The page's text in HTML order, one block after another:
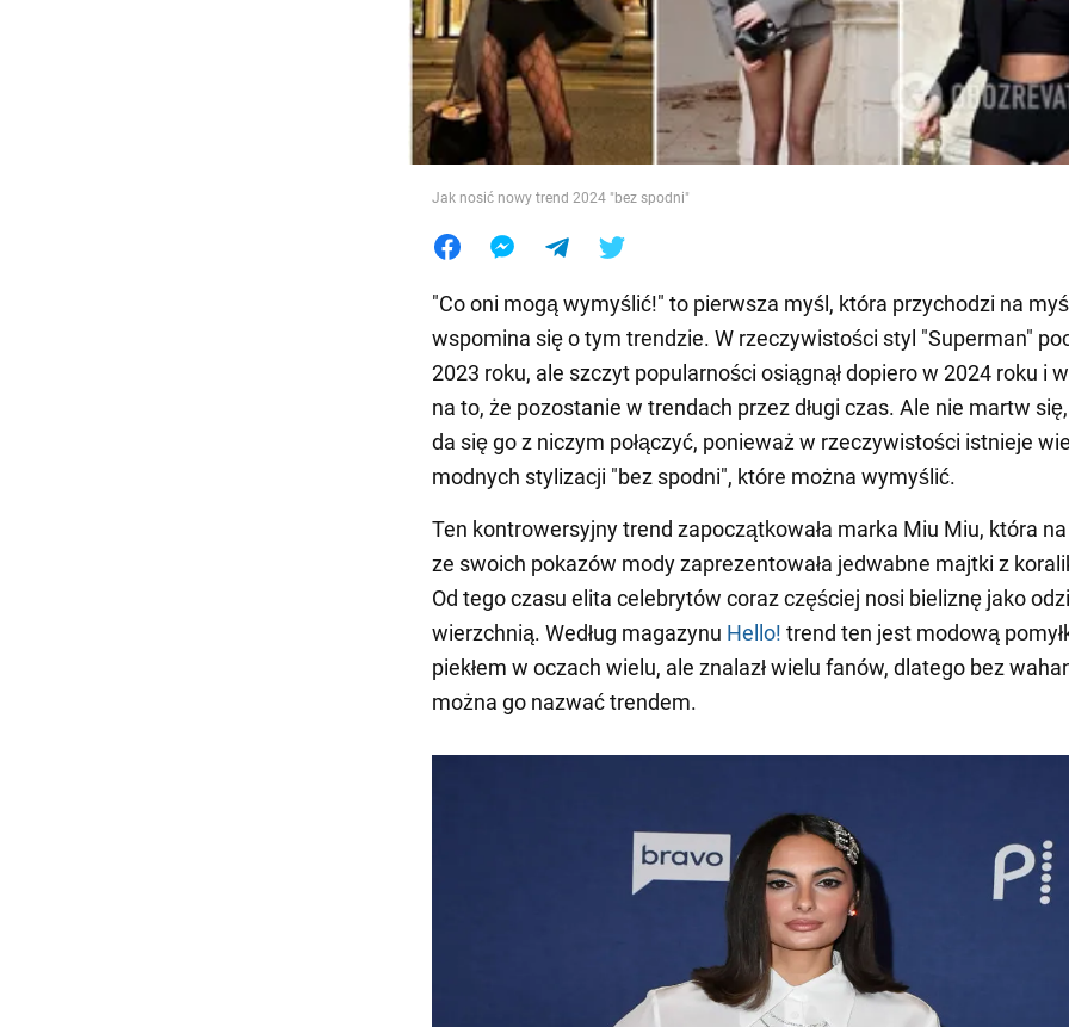
Jedzenie
Jak nosić nowy trend 2024 "bez spodni"
"Co oni mogą wymyślić!" to pierwsza myśl, która przychodzi na
wspomina się o tym trendzie. W rzeczywistości styl "Superman"
2023 roku, ale szczyt popularności osiągnął dopiero w 2024 roku i
na to, że pozostanie w trendach przez długi czas. Ale nie martw
da się go z niczym połączyć, ponieważ w rzeczywistości istnieje
modnych stylizacji "bez spodni", które można wymyślić.
Ten kontrowersyjny trend zapoczątkowała marka Miu Miu, która
ze swoich pokazów mody zaprezentowała jedwabne majtki z
Od tego czasu elita celebrytów coraz częściej nosi bieliznę jako
wierzchnią. Według magazynu Hello! trend ten jest modową
piekłem w oczach wielu, ale znalazł wielu fanów, dlatego bez
można go nazwać trendem.